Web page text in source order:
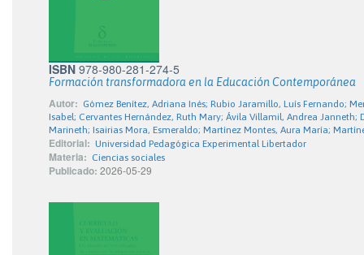
ISBN 978-980-281-274-5
Formación transformadora en la Educación Contemporánea
Autor: Gómez Benítez, Adriana Inés; Rubio Jaramillo, Luís Fernando;
Isabel; Cervantes Hernández, Ruth Mary; Ávila Villamil, Andrea
Marineth; Isairias Mora, Esmeraldo; Martínez Montes, Aura María;
Editorial: Universidad Pedagógica Experimental Libertador
Materia: Ciencias sociales
Publicado: 2026-05-29